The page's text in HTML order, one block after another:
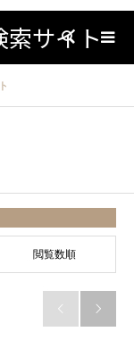
索サイト検索
閲覧数順
 